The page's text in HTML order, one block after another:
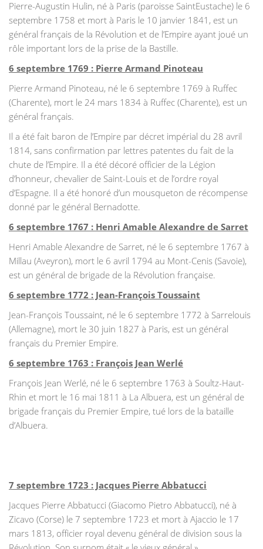
Pierre-Augustin Hulin, né à Paris (paroisse SaintEustache) le 6
septembre 1758 et mort à Paris le 10 janvier 1841, est un
général français de la Révolution et de l’Empire ayant joué un
rôle important lors de la prise de la Bastille.
6 septembre 1769 : Pierre Armand Pinoteau
Pierre Armand Pinoteau, né le 6 septembre 1769 à Ruffec
(Charente), mort le 24 mars 1834 à Ruffec (Charente), est un
général français.
Il a été fait baron de l’Empire par décret impérial du 28 avril
1814, sans confirmation par lettres patentes du fait de la
chute de l’Empire. Il a été décoré officier de la Légion
d’honneur, chevalier de Saint-Louis et de l’ordre royal
d’Espagne. Il a été honoré d’un mousqueton de récompense
donné par le général Bernadotte.
6 septembre 1767 : Henri Amable Alexandre de Sarret
Henri Amable Alexandre de Sarret, né le 6 septembre 1767 à
Millau (Aveyron), mort le 6 avril 1794 au Mont-Cenis (Savoie),
est un général de brigade de la Révolution française.
6 septembre 1772 : Jean-François Toussaint
Jean-François Toussaint, né le 6 septembre 1772 à Sarrelouis
(Allemagne), mort le 30 juin 1827 à Paris, est un général
français du Premier Empire.
6 septembre 1763 : François Jean Werlé
François Jean Werlé, né le 6 septembre 1763 à Soultz-Haut-
Rhin et mort le 16 mai 1811 à La Albuera, est un général de
brigade français du Premier Empire, tué lors de la bataille
d’Albuera.
7 septembre 1723 : Jacques Pierre Abbatucci
Jacques Pierre Abbatucci (Giacomo Pietro Abbatucci), né à
Zicavo (Corse) le 7 septembre 1723 et mort à Ajaccio le 17
mars 1813, officier royal devenu général de division sous la